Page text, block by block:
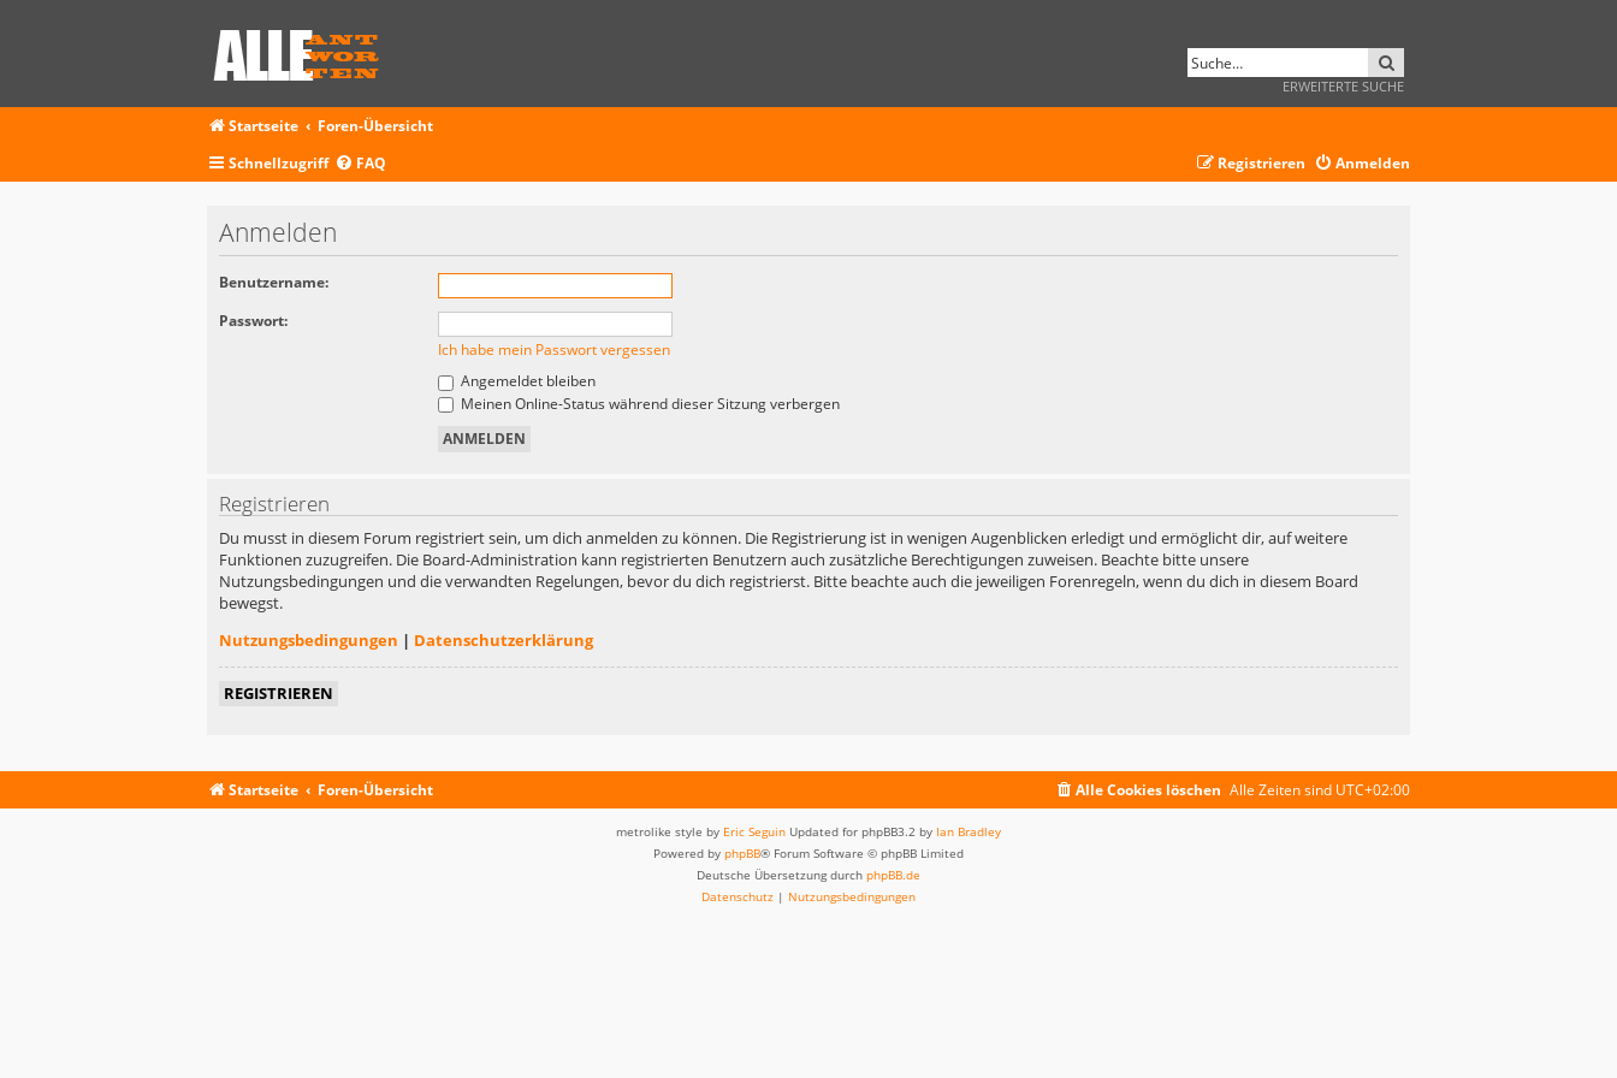
ERWEITERTE SUCHE
Startseite
Foren-Übersicht
Schnellzugriff
FAQ Anmelden
Registrieren
Anmelden
Benutzername:
Passwort:
Ich habe mein Passwort vergessen
Angemeldet bleiben
Meinen Online-Status während dieser Sitzung verbergen
Registrieren
Du musst in diesem Forum registriert sein, um dich anmelden zu können. Die Registrierung ist in wenigen Augenblicken erledigt und ermöglicht dir, auf weitere
Funktionen zuzugreifen. Die Board-Administration kann registrierten Benutzern auch zusätzliche Berechtigungen zuweisen. Beachte bitte unsere
Nutzungsbedingungen und die verwandten Regelungen, bevor du dich registrierst. Bitte beachte auch die jeweiligen Forenregeln, wenn du dich in diesem Board
bewegst.
Nutzungsbedingungen | Datenschutzerklärung
REGISTRIEREN
Startseite Foren-Übersicht Alle Zeiten sind UTC+02:00
Alle Cookies löschen
metrolike style by Eric Seguin Updated for phpBB3.2 by Ian Bradley
Powered by phpBB® Forum Software © phpBB Limited
Deutsche Übersetzung durch phpBB.de
Datenschutz | Nutzungsbedingungen